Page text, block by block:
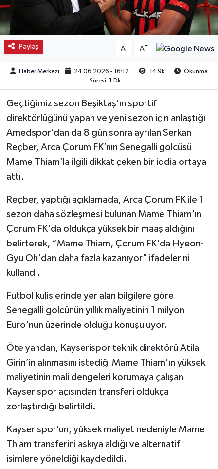
Paylaş A- A+
Haber Merkezi 24.06.2026 - 16:12 14.9k
Okunma
Süresi: 1 Dk
Geçtiğimiz sezon Beşiktaş’ın sportif
direktörlüğünü yapan ve yeni sezon için anlaştığı
Amedspor’dan da 8 gün sonra ayrılan Serkan
Reçber, Arca Çorum FK’nın Senegalli golcüsü
Mame Thiam’la ilgili dikkat çeken bir iddia ortaya
attı.
Reçber, yaptığı açıklamada, Arca Çorum FK ile 1
sezon daha sözleşmesi bulunan Mame Thiam'ın
Çorum FK'da oldukça yüksek bir maaş aldığını
belirterek, “Mame Thiam, Çorum FK'da Hyeon-
Gyu Oh'dan daha fazla kazanıyor" ifadelerini
kullandı.
Futbol kulislerinde yer alan bilgilere göre
Senegalli golcünün yıllık maliyetinin 1 milyon
Euro'nun üzerinde olduğu konuşuluyor.
Öte yandan, Kayserispor teknik direktörü Atila
Girin’in alınmasını istediği Mame Thiam’ın yüksek
maliyetinin mali dengeleri korumaya çalışan
Kayserispor açısından transferi oldukça
zorlaştırdığı belirtildi.
Kayserispor’un, yüksek maliyet nedeniyle Mame
Thiam transferini askıya aldığı ve alternatif
isimlere yöneldiği kaydedildi.
Laçin
Mecitözü
Oğuzlar
Ortaköy
Osmancık
Sungurlu
Sağlık